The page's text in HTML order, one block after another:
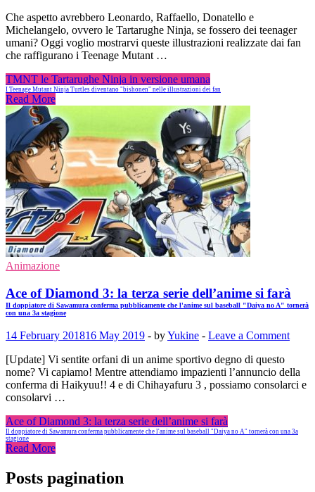
Che aspetto avrebbero Leonardo, Raffaello, Donatello e
Michelangelo, ovvero le Tartarughe Ninja, se fossero dei teenager
umani? Oggi voglio mostrarvi queste illustrazioni realizzate dai fan
che raffigurano i Teenage Mutant …
TMNT le Tartarughe Ninja in versione umana
I Teenage Mutant Ninja Turtles diventano "bishonen" nelle illustrazioni dei fan
Read More
Animazione
Ace of Diamond 3: la terza serie dell’anime si farà
Il doppiatore di Sawamura conferma pubblicamente che l'anime sul baseball "Daiya no A" tornerà
con una 3a stagione
14 February 201816 May 2019 - byYukine - Leave a Comment
[Update] Vi sentite orfani di un anime sportivo degno di questo
nome? Vi capiamo! Mentre attendiamo impazienti l’annuncio della
conferma di Haikyuu!! 4 e di Chihayafuru 3 , possiamo consolarci e
consolarvi …
Ace of Diamond 3: la terza serie dell’anime si farà
Il doppiatore di Sawamura conferma pubblicamente che l'anime sul baseball "Daiya no A" tornerà con una 3a
stagione
Read More
Posts pagination